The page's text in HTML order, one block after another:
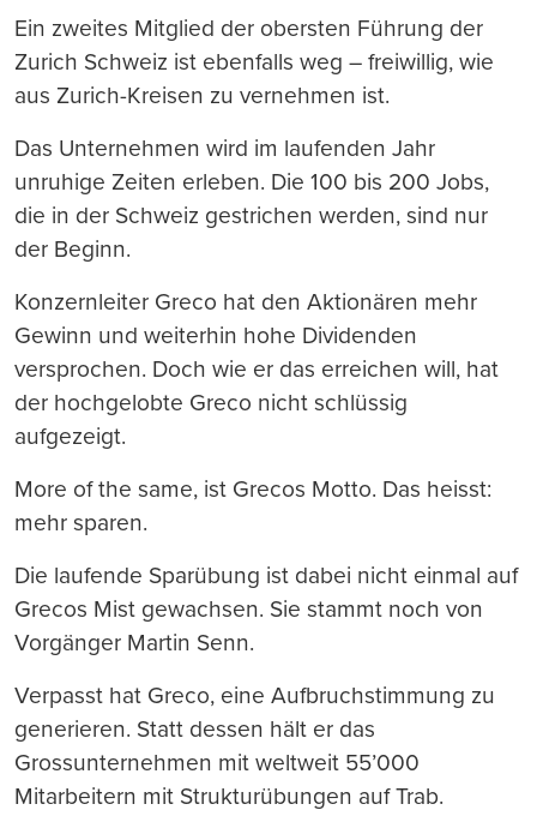
Ein zweites Mitglied der obersten Führung der
Zurich Schweiz ist ebenfalls weg – freiwillig, wie
aus Zurich-Kreisen zu vernehmen ist.
Das Unternehmen wird im laufenden Jahr
unruhige Zeiten erleben. Die 100 bis 200 Jobs,
die in der Schweiz gestrichen werden, sind nur
der Beginn.
Konzernleiter Greco hat den Aktionären mehr
Gewinn und weiterhin hohe Dividenden
versprochen. Doch wie er das erreichen will, hat
der hochgelobte Greco nicht schlüssig
aufgezeigt.
More of the same, ist Grecos Motto. Das heisst:
mehr sparen.
Die laufende Sparübung ist dabei nicht einmal auf
Grecos Mist gewachsen. Sie stammt noch von
Vorgänger Martin Senn.
Verpasst hat Greco, eine Aufbruchstimmung zu
generieren. Statt dessen hält er das
Grossunternehmen mit weltweit 55’000
Mitarbeitern mit Strukturübungen auf Trab.